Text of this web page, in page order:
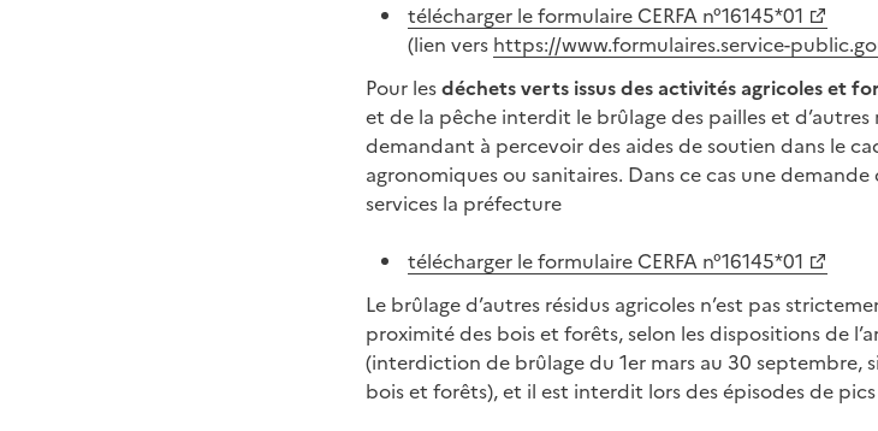
télécharger le formulaire CERFA n°16145*01
(lien vers https://www.formulaires.service-
Pour lesdéchets verts issus des activités agricoles et
et de la pêche interdit le brûlage des pailles et
demandant à percevoir des aides de soutien dans le
agronomiques ou sanitaires. Dans ce cas une
services la préfecture
télécharger le formulaire CERFA n°16145*01
Le brûlage d’autres résidus agricoles n’est pas
proximité des bois et forêts, selon les dispositions de
(interdiction de brûlage du 1er mars au 30 septembre,
bois et forêts), et il est interdit lors des épisodes de